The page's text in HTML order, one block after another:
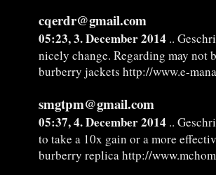
cqerdr@gmail.com
05:23, 3. December 2014 ..
nicely change. Regarding may not
burberry jackets http://www.e-
smgtpm@gmail.com
05:37, 4. December 2014 ..
to take a 10x gain or a more
burberry replica http://